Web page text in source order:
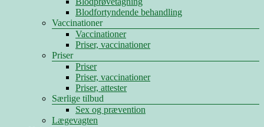
Blodfortyndende behandling
Vaccinationer
Vaccinationer
Priser, vaccinationer
Priser
Priser
Priser, vaccinationer
Priser, attester
Særlige tilbud
Sex og prævention
Lægevagten